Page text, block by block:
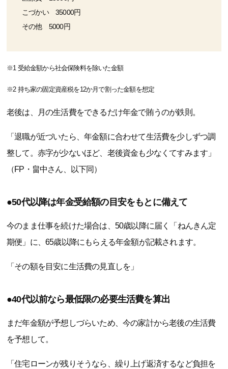
こづかい 35000円
その他 5000円
※1 受給金額から社会保険料を除いた金額
※2 持ち家の固定資産税を12か月で割った金額を想定
老後は、月の生活費をできるだけ年金で賄うのが鉄則。
「退職が近づいたら、年金額に合わせて生活費を少しずつ調
整して。赤字が少ないほど、老後資金も少なくてすみます」
（FP・畠中さん、以下同）
●50代以降は年金受給額の目安をもとに備えて
今のまま仕事を続けた場合は、50歳以降に届く「ねんきん定
期便」に、65歳以降にもらえる年金額が記載されます。
「その額を目安に生活費の見直しを」
●40代以前なら最低限の必要生活費を算出
まだ年金額が予想しづらいため、今の家計から老後の生活費
を予想して。
「住宅ローンが残りそうなら、繰り上げ返済するなど負担を